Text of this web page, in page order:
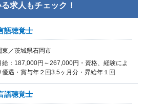
求人もチェック！
語聴覚士
東／茨城県石岡市
給：187,000円～267,000円・資格、経験によ
優遇・賞与年２回3.5ヶ月分・昇給年１回
語聴覚士